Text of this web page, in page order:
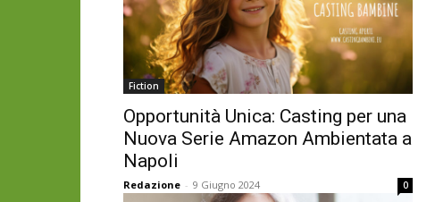
Fiction
Opportunità Unica: Casting per una
Nuova Serie Amazon Ambientata a
Napoli
Redazione - 9 Giugno 2024 0